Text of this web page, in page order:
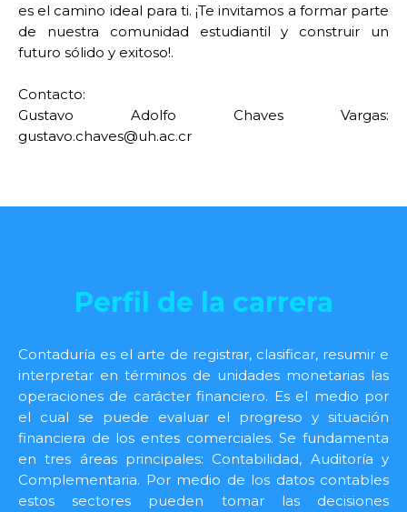
es el camino ideal para ti. ¡Te invitamos a formar parte
de nuestra comunidad estudiantil y construir un
futuro sólido y exitoso!.
Contacto:
Gustavo Adolfo Chaves Vargas:
gustavo.chaves@uh.ac.cr
Perfil de la carrera
Contaduría es el arte de registrar, clasificar, resumir e
interpretar en términos de unidades monetarias las
operaciones de carácter financiero. Es el medio por
el cual se puede evaluar el progreso y situación
financiera de los entes comerciales. Se fundamenta
en tres áreas principales: Contabilidad, Auditoría y
Complementaria. Por medio de los datos contables
estos sectores pueden tomar las decisiones